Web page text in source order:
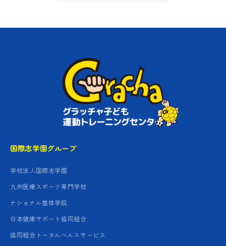
国際志学園グループ
学校法人国際志学園
九州医療スポーツ専門学校
ナショナル整体学院
日本健康サポート協同組合
協同組合トータルヘルスサービス